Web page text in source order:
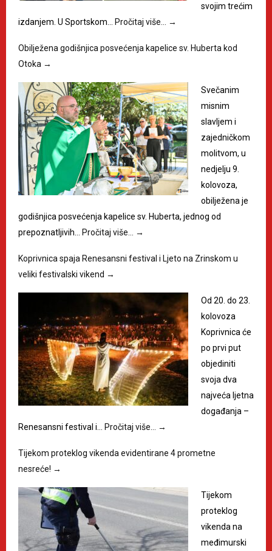
svojim trećim
izdanjem. U Sportskom…
Pročitaj više… →
Obilježena godišnjica posvećenja kapelice sv. Huberta kod
Otoka →
Svečanim
misnim
slavljem i
zajedničkom
molitvom, u
nedjelju 9.
kolovoza,
obilježena je
godišnjica posvećenja kapelice sv. Huberta, jednog od
prepoznatljivih…
Pročitaj više… →
Koprivnica spaja Renesansni festival i Ljeto na Zrinskom u
veliki festivalski vikend →
Od 20. do 23.
kolovoza
Koprivnica će
po prvi put
objediniti
svoja dva
najveća ljetna
događanja –
Renesansni festival i…
Pročitaj više… →
Tijekom proteklog vikenda evidentirane 4 prometne
nesreće! →
Tijekom
proteklog
vikenda na
međimurski